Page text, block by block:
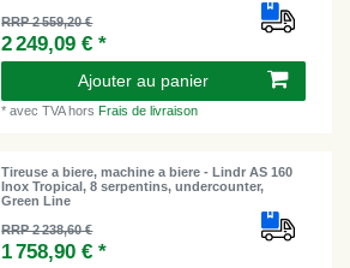
RRP 2 559,20 €
2 249,09 € *
Ajouter au panier
*avec TVAhorsFrais de livraison
Tireuse a biere, machine a biere - Lindr AS 160
Inox Tropical, 8 serpentins, undercounter,
Green Line
RRP 2 238,60 €
1 758,90 € *